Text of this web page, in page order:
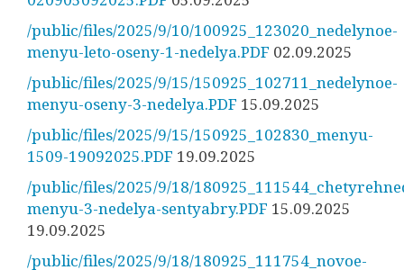
/public/files/2025/9/10/100925_123020_nedelynoe-
menyu-leto-oseny-1-nedelya.PDF 02.09.2025
/public/files/2025/9/15/150925_102711_nedelynoe-
menyu-oseny-3-nedelya.PDF 15.09.2025
/public/files/2025/9/15/150925_102830_menyu-
1509-19092025.PDF 19.09.2025
/public/files/2025/9/18/
menyu-3-nedelya-sentyabry.PDF 15.09.2025
19.09.2025
/public/files/2025/9/18/180925_111754_novoe-